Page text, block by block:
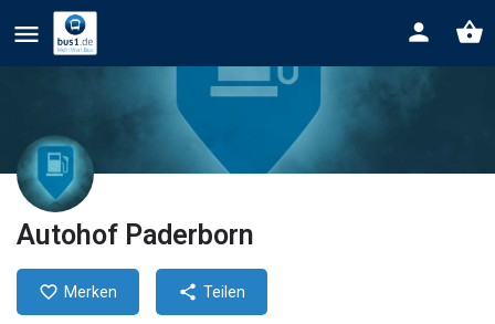
Autohof Paderborn
Merken Teilen